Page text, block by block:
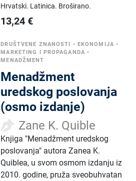
Hrvatski. Latinica. Broširano.
13,24 €
DRUŠTVENE ZNANOSTI • EKONOMIJA •
MARKETING I PROPAGANDA •
MENADŽMENT
Menadžment
uredskog poslovanja
(osmo izdanje)
Zane K. Quible
Knjiga "Menadžment uredskog
poslovanja" autora Zanea K.
Quiblea, u svom osmom izdanju iz
2010. godine, pruža sveobuhvatan